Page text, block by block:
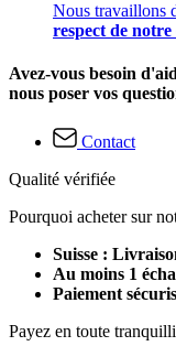
Nous travaillons
respect de
Avez-vous besoin
nous poser vos
Contact
Qualité vérifiée
Pourquoi acheter sur
Suisse :
Au moins 1
Paiement
Payez en toute